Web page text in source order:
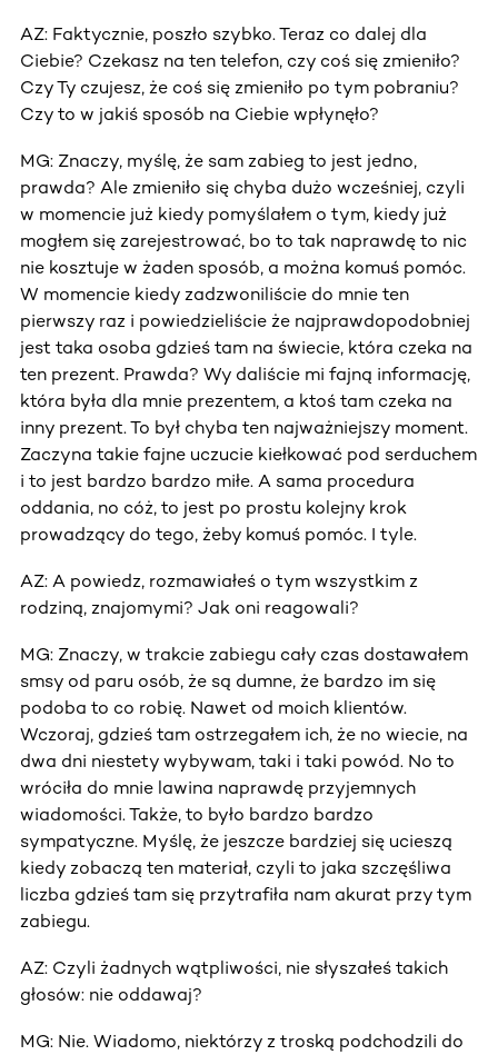
AZ: Faktycznie, poszło szybko. Teraz co dalej dla
Ciebie? Czekasz na ten telefon, czy coś się zmieniło?
Czy Ty czujesz, że coś się zmieniło po tym pobraniu?
Czy to w jakiś sposób na Ciebie wpłynęło?
MG: Znaczy, myślę, że sam zabieg to jest jedno,
prawda? Ale zmieniło się chyba dużo wcześniej, czyli
w momencie już kiedy pomyślałem o tym, kiedy już
mogłem się zarejestrować, bo to tak naprawdę to nic
nie kosztuje w żaden sposób, a można komuś pomóc.
W momencie kiedy zadzwoniliście do mnie ten
pierwszy raz i powiedzieliście że najprawdopodobniej
jest taka osoba gdzieś tam na świecie, która czeka na
ten prezent. Prawda? Wy daliście mi fajną informację,
która była dla mnie prezentem, a ktoś tam czeka na
inny prezent. To był chyba ten najważniejszy moment.
Zaczyna takie fajne uczucie kiełkować pod serduchem
i to jest bardzo bardzo miłe. A sama procedura
oddania, no cóż, to jest po prostu kolejny krok
prowadzący do tego, żeby komuś pomóc. I tyle.
AZ: A powiedz, rozmawiałeś o tym wszystkim z
rodziną, znajomymi? Jak oni reagowali?
MG: Znaczy, w trakcie zabiegu cały czas dostawałem
smsy od paru osób, że są dumne, że bardzo im się
podoba to co robię. Nawet od moich klientów.
Wczoraj, gdzieś tam ostrzegałem ich, że no wiecie, na
dwa dni niestety wybywam, taki i taki powód. No to
wróciła do mnie lawina naprawdę przyjemnych
wiadomości. Także, to było bardzo bardzo
sympatyczne. Myślę, że jeszcze bardziej się ucieszą
kiedy zobaczą ten materiał, czyli to jaka szczęśliwa
liczba gdzieś tam się przytrafiła nam akurat przy tym
zabiegu.
AZ: Czyli żadnych wątpliwości, nie słyszałeś takich
głosów: nie oddawaj?
MG: Nie. Wiadomo, niektórzy z troską podchodzili do